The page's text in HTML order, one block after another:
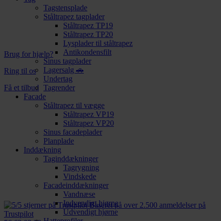
Tagstensplade
Ståltrapez tagplader
Ståltrapez TP19
Ståltrapez TP20
Lysplader til ståltrapez
Antikondensfilt
Sinus tagplader
Lagersalg 🚗
Undertag
Tagrender
Facade
Ståltrapez til vægge
Ståltrapez VP19
Ståltrapez VP20
Sinus facadeplader
Planplade
Inddækning
Taginddækninger
Tagrygning
Vindskede
Facadeinddækninger
Vandnæse
Indvendigt hjørne
Udvendigt hjørne
Brug for hjælp?
Ring til os
Få et tilbud
Baseret på over 2.500 anmeldelser på
Trustpilot